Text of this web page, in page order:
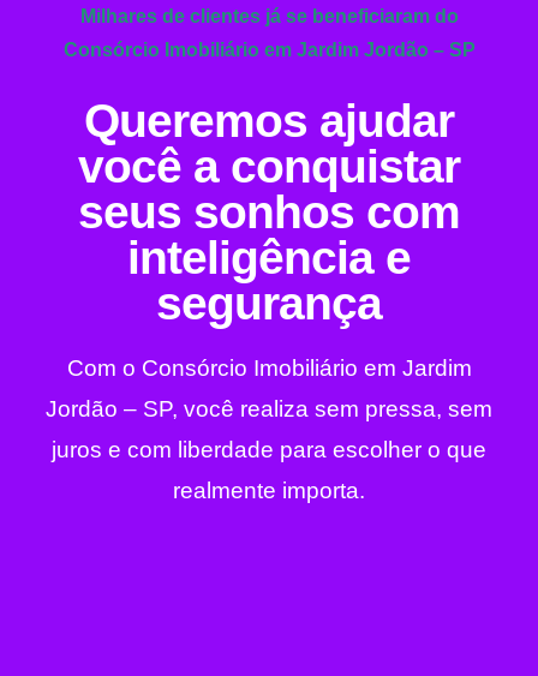
Milhares de clientes já se beneficiaram do
Consórcio Imobiliário em Jardim Jordão – SP
Queremos ajudar
você a conquistar
seus sonhos com
inteligência e
segurança
Com o Consórcio Imobiliário em Jardim
Jordão – SP, você realiza sem pressa, sem
juros e com liberdade para escolher o que
realmente importa.